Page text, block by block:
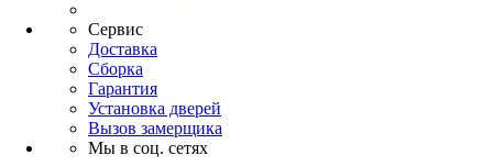
Сервис
Доставка
Сборка
Гарантия
Установка дверей
Вызов замерщика
Мы в соц. сетях